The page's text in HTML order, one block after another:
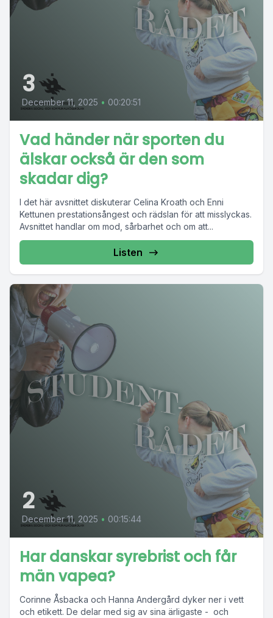
3
December 11, 2025 • 00:20:51
Vad händer när sporten du
älskar också är den som
skadar dig?
I det här avsnittet diskuterar Celina Kroath och Enni
Kettunen prestationsångest och rädslan för att misslyckas.
Avsnittet handlar om mod, sårbarhet och om att...
Listen
2
December 11, 2025 • 00:15:44
Har danskar syrebrist och får
män vapea?
Corinne Åsbacka och Hanna Andergård dyker ner i vett
och etikett. De delar med sig av sina ärligaste - och